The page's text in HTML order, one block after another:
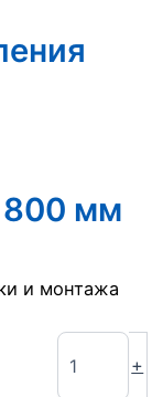
800 мм
и монтажа
+